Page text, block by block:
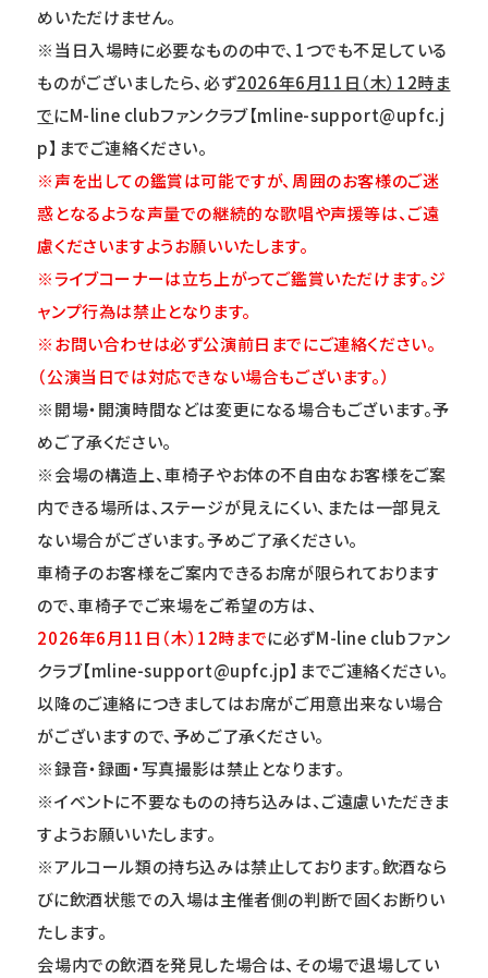
めいただけません。
※当日入場時に必要なものの中で、1つでも不足している
ものがございましたら、必ず2026年6月11日（木）12時ま
でにM-line clubファンクラブ【mline-support@upfc.j
p】までご連絡ください。
※声を出しての鑑賞は可能ですが、周囲のお客様のご迷
惑となるような声量での継続的な歌唱や声援等は、ご遠
慮くださいますようお願いいたします。
※ライブコーナーは立ち上がってご鑑賞いただけます。ジ
ャンプ行為は禁止となります。
※お問い合わせは必ず公演前日までにご連絡ください。
（公演当日では対応できない場合もございます。）
※開場・開演時間などは変更になる場合もございます。予
めご了承ください。
※会場の構造上、車椅子やお体の不自由なお客様をご案
内できる場所は、ステージが見えにくい、または一部見え
ない場合がございます。予めご了承ください。
車椅子のお客様をご案内できるお席が限られております
ので、車椅子でご来場をご希望の方は、
2026年6月11日（木）12時までに必ずM-line clubファン
クラブ【mline-support@upfc.jp】までご連絡ください。
以降のご連絡につきましてはお席がご用意出来ない場合
がございますので、予めご了承ください。
※録音・録画・写真撮影は禁止となります。
※イベントに不要なものの持ち込みは、ご遠慮いただきま
すようお願いいたします。
※アルコール類の持ち込みは禁止しております。飲酒なら
びに飲酒状態での入場は主催者側の判断で固くお断りい
たします。
会場内での飲酒を発見した場合は、その場で退場してい